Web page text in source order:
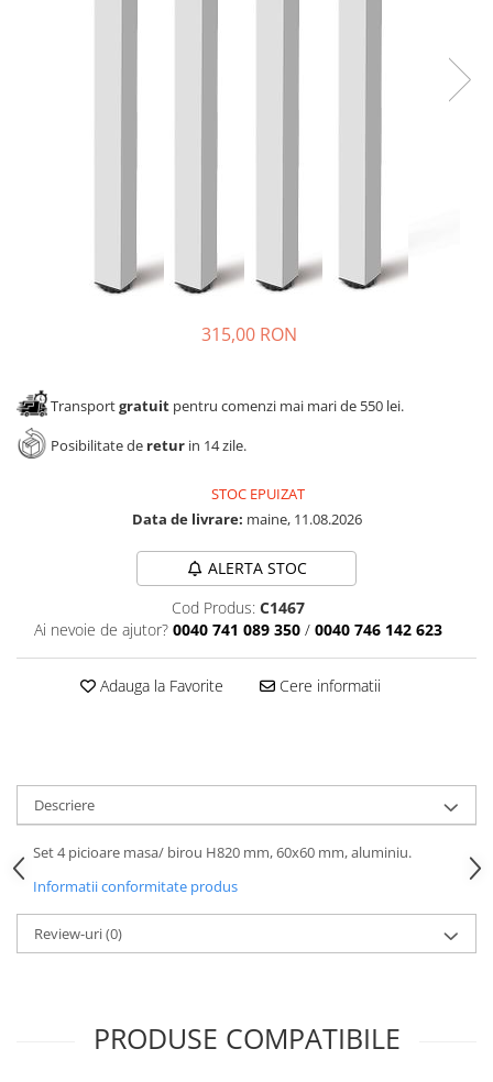
Alte scule & unelte
315,00 RON
Transportgratuit pentru comenzi mai mari de 550 lei.
Posibilitate de retur in 14 zile.
STOC EPUIZAT
Data de livrare: maine, 11.08.2026
ALERTA STOC
Cod Produs: C1467
Ai nevoie de ajutor? 0040 741 089 350 / 0040 746 142 623
Adauga la Favorite Cere informatii
Descriere
Set 4 picioare masa/ birou H820 mm, 60x60 mm, aluminiu.
Informatii conformitate produs
Review-uri(0)
PRODUSE COMPATIBILE